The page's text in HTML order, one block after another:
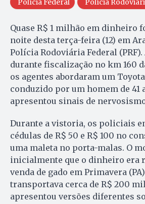
Polícia Federal
Polícia
Quase R$ 1 milhão em dinheiro
noite desta terça-feira (12) em
Polícia Rodoviária Federal
durante fiscalização no km 160
os agentes abordaram um
conduzido por um homem de 41
apresentou sinais de
Durante a vistoria, os policiais
cédulas de R$ 50 e R$ 100 no
uma maleta no porta-malas. O
inicialmente que o dinheiro era
venda de gado em Primavera
transportava cerca de R$ 200
apresentou versões diferentes